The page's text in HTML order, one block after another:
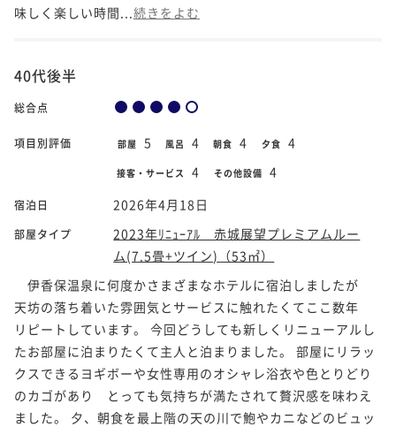
味しく楽しい時間... 続きをよむ
40代後半
総合点
項目別評価 部屋 5 風呂 4 朝食 4 夕食 4
接客・サービス 4 その他設備 4
宿泊日 2026年4月18日
部屋タイプ
2023年ﾘﾆｭｰｱﾙ 赤城展望プレミアムルー
ム(7.5畳+ツイン)（53㎡）
伊香保温泉に何度かさまざまなホテルに宿泊しましたが
天坊の落ち着いた雰囲気とサービスに触れたくてここ数年
リピートしています。 今回どうしても新しくリニューアルし
たお部屋に泊まりたくて主人と泊まりました。 部屋にリラッ
クスできるヨギボーや女性専用のオシャレ浴衣や色とりどり
のカゴがあり とっても気持ちが満たされて贅沢感を味わえ
ました。 夕、朝食を最上階の天の川で鮑やカニなどのビュッ